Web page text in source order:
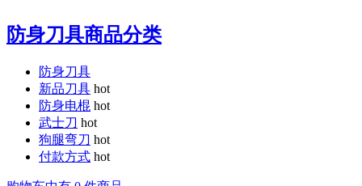
防身刀具商品分类
防身刀具
新品刀具 hot
防身电棍 hot
武士刀 hot
狗腿弯刀 hot
付款方式 hot